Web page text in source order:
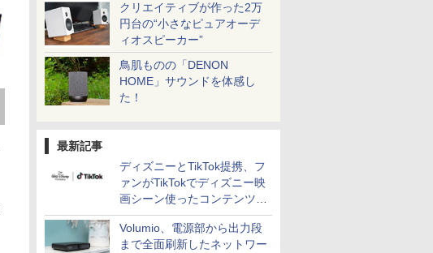
クリエイティブが作った2万
円台の“小さなピュアオーデ
ィオスピーカー”
鳥肌ものの「DENON
HOME」サウンドを体感し
た！
最新記事
ディズニーとTikTok提携、フ
ァンがTikTokでディズニー映
画シーン使ったコンテンツ制
作、Disney+にも配信
Volumio、電源部から出力段
まで全面刷新したネットワー